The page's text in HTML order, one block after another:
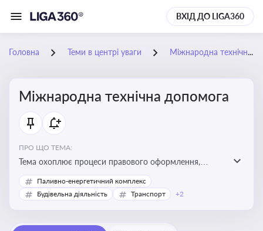
ВХІД ДО LIGA360
Головна Теми в центрі уваги Міжнародна технічна допомога
Міжнародна технічна допомога
ПРО ЩО ТЕМА:
Тема охоплює процеси правового оформлення,
адміністрування і контролю технічної допомоги, що
надається Україні з-за кордону, і є критично
Паливно-енергетичний комплекс
Будівельна діяльність
Транспорт +2